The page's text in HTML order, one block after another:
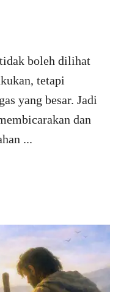
boleh dilihat
tetapi
yang besar. Jadi
dan
...